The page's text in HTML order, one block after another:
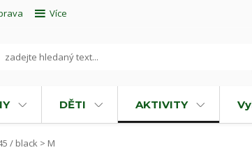
Více
DĚTI AKTIVITY
/ black > M